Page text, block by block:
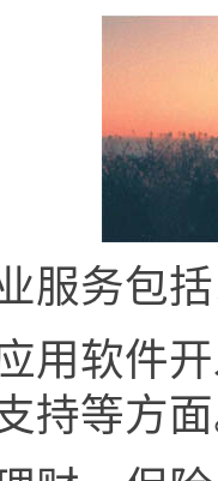
服务包
用软件
持等方